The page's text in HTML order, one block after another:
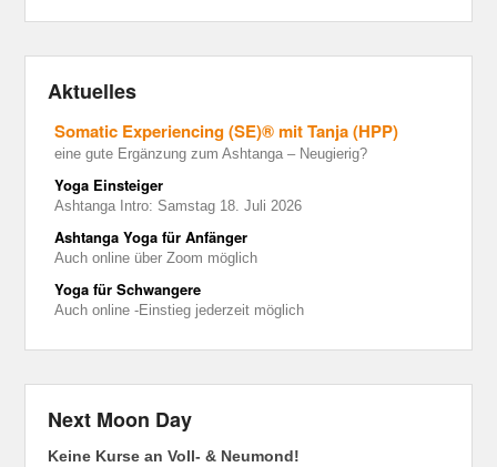
Aktuelles
Somatic Experiencing (SE)® mit Tanja (HPP)
eine gute Ergänzung zum Ashtanga – Neugierig?
Yoga Einsteiger
Ashtanga Intro: Samstag 18. Juli 2026
Ashtanga Yoga für Anfänger
Auch online über Zoom möglich
Yoga für Schwangere
Auch online -Einstieg jederzeit möglich
Next Moon Day
Keine Kurse an Voll- & Neumond!